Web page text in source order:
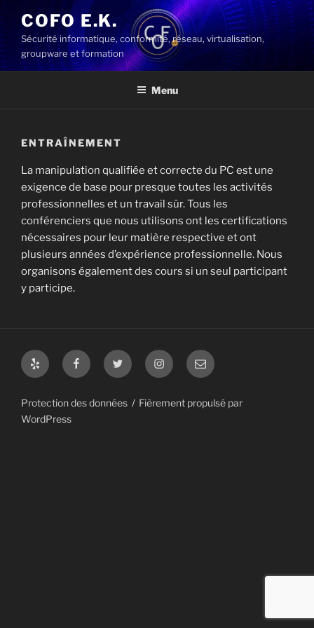
au
contenu
principal
COFO E.K.
Sécurité informatique, conformité, réseau, virtualisation,
groupware et formation
Menu
ENTRAÎNEMENT
La manipulation qualifiée et correcte du PC est une
exigence de base pour presque toutes les activités
professionnelles et un travail sûr. Tous les
conférenciers que nous utilisons ont les certifications
nécessaires pour leur matière respective et ont
plusieurs années d’expérience professionnelle. Nous
organisons également des cours si un seul participant
y participe.
Yelp FacebookTwitter Instagram
E-
Mail
Protection des données
Fièrement propulsé par
WordPress